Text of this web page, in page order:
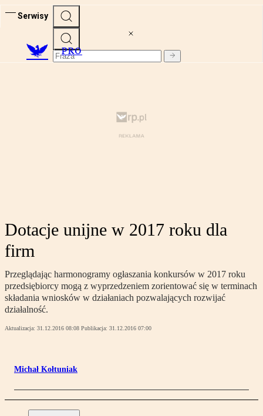
Serwisy
PRO
Dotacje unijne w 2017 roku dla
firm
Przeglądając harmonogramy ogłaszania konkursów w 2017 roku
przedsiębiorcy mogą z wyprzedzeniem zorientować się w terminach
składania wniosków w działaniach pozwalających rozwijać
działalność.
Aktualizacja: 31.12.2016 08:08 Publikacja: 31.12.2016 07:00
Michał Kołtuniak